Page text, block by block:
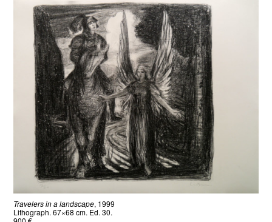
Travelers in a landscape, 1999
Lithograph. 67×68 cm. Ed. 30.